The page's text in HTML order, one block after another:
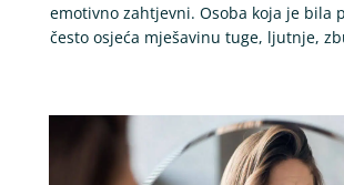
emotivno zahtjevni. Osoba koja je bila
često osjeća mješavinu tuge, ljutnje,